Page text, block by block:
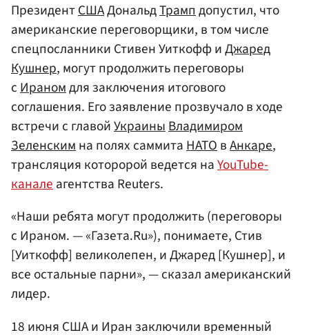
ПрезидентСШАДональдТрампдопустил, что
американские переговорщики, в том числе
спецпосланники Стивен Уиткофф иДжаред
Кушнер, могут продолжить переговоры
сИраномдля заключения итогового
соглашения. Его заявление прозвучало в ходе
встречи с главойУкраиныВладимиром
Зеленскимна полях саммитаНАТОвАнкаре,
трансляция которорой ведется наYouTube-
каналеагентства Reuters.
«Наши ребята могут продолжить (переговоры
с Ираном. — «Газета.Ru»), понимаете, Стив
[Уиткофф] великолепен, и Джаред [Кушнер], и
все остальные парни», — сказал американский
лидер.
18 июня США и Иран заключили временный